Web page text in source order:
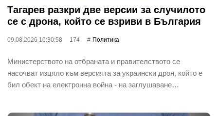
Тагарев разкри две версии за случилото
се с дрона, който се взриви в България
09.08.2026 10:30:58 174 Политика
Министерството на отбраната и правителството се
насочват изцяло към версията за украински дрон, който е
бил обект на електронна война - на заглушаване…